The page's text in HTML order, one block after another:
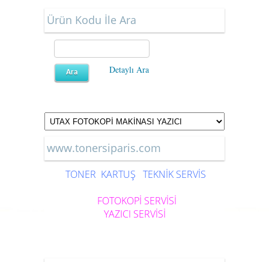
Ürün Kodu İle Ara
Detaylı Ara
www.tonersiparis.com
TONER KARTUŞ TEKNİK SERVİS
FOTOKOPİ SERVİSİ
YAZICI SERVİSİ